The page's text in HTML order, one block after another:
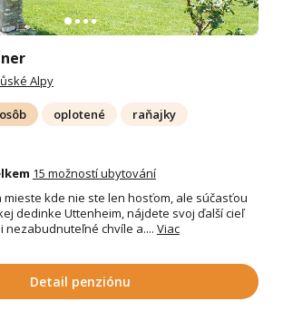
Alpy
oplotené
raňajky
15 možností ubytování
mieste kde nie ste len hosťom, ale súčasťou
dedinke Uttenheim, nájdete svoj ďalší cieľ
nezabudnuteľné chvíle a.... Viac
Detail penziónu